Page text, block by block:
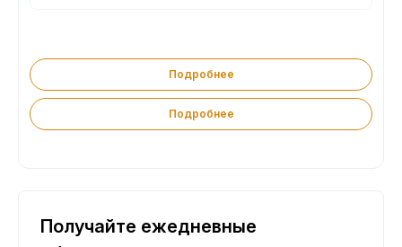
Подробнее
Подробнее
Получайте ежедневные